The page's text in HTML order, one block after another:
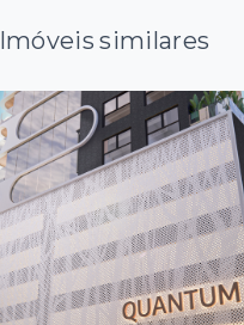
Imóveis similares